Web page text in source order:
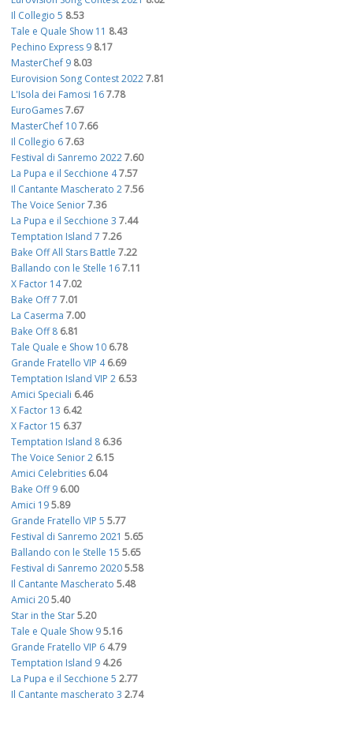
Il Collegio 5 8.53
Tale e Quale Show 11 8.43
Pechino Express 9 8.17
MasterChef 9 8.03
Eurovision Song Contest 20227.81
L'Isola dei Famosi 167.78
EuroGames7.67
MasterChef 107.66
Il Collegio 67.63
Festival di Sanremo 20227.60
La Pupa e il Secchione 47.57
Il Cantante Mascherato 27.56
The Voice Senior7.36
La Pupa e il Secchione 3 7.44
Temptation Island 7 7.26
Bake Off All Stars Battle 7.22
Ballando con le Stelle 167.11
X Factor 147.02
Bake Off 7 7.01
La Caserma 7.00
Bake Off 8 6.81
Tale Quale e Show 10 6.78
Grande Fratello VIP 4 6.69
Temptation Island VIP 2 6.53
Amici Speciali 6.46
X Factor 13 6.42
X Factor 15 6.37
Temptation Island 8 6.36
The Voice Senior 2 6.15
Amici Celebrities 6.04
Bake Off 9 6.00
Amici 195.89
Grande Fratello VIP 5 5.77
Festival di Sanremo 2021 5.65
Ballando con le Stelle 15 5.65
Festival di Sanremo 20205.58
Il Cantante Mascherato 5.48
Amici 205.40
Star in the Star5.20
Tale e Quale Show 95.16
Grande Fratello VIP 6 4.79
Temptation Island 9 4.26
La Pupa e il Secchione 5 2.77
Il Cantante mascherato 3 2.74